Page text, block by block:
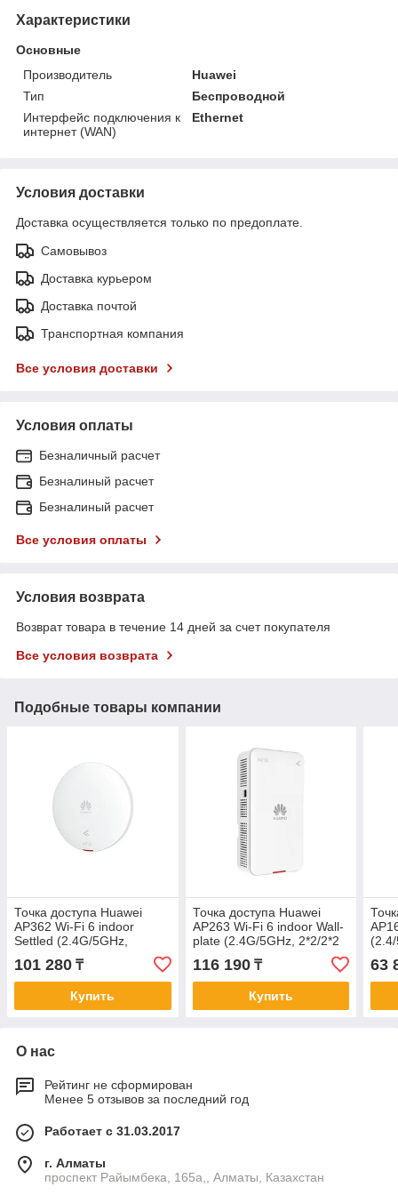
Характеристики
Основные
Производитель
Huawei
Тип
Беспроводной
Интерфейс подключения к
интернет (WAN)
Ethernet
Условия доставки
Доставка осуществляется только по предоплате.
Самовывоз
Доставка курьером
Доставка почтой
Транспортная компания
Все условия доставки
Условия оплаты
Безналичный расчет
Безналиный расчет
Безналиный расчет
Все условия оплаты
Условия возврата
Возврат товара в течение 14 дней за счет покупателя
Все условия возврата
Подобные товары компании
Точка доступа Huawei
AP362 Wi-Fi 6 indoor
Settled (2.4G/5GHz,
2*2/2*2 MU-MIMO, 1*GE
RJ45, internal smart
101 280 ₸
Купить
Точка доступа Huawei
AP263 Wi-Fi 6 indoor Wall-
plate (2.4G/5GHz, 2*2/2*2
MU-MIMO, 2x1GE RJ45,
BLE, USB)
116 190₸
Купить
63
О нас
Рейтинг не сформирован
Менее 5 отзывов за последний год
Работает с 31.03.2017
г. Алматы
проспект Райымбека, 165а,, Алматы, Казахстан